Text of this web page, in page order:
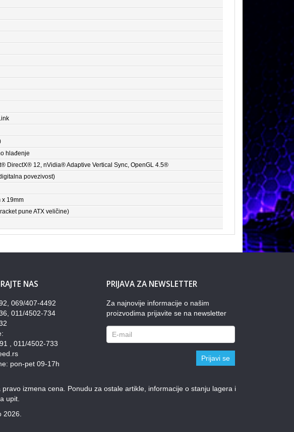
hlađenje
DirectX® 12, nVidia® Adaptive Vertical Sync, OpenGL 4.5®
povezivost)
x 19mm
pune ATX veličine)
NAS
069/407-4492
011/4502-734
, 011/4502-733
pon-pet 09-17h
PRIJAVA ZA NEWSLETTER
Za najnovije informacije o našim
proizvodima prijavite se na newsletter
Prijavi se
izmena cena. Ponudu za ostale artikle, informacije o stanju lagera i
upit.